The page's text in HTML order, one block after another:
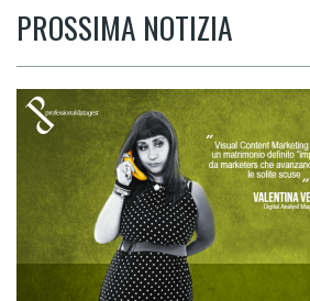
PROSSIMA NOTIZIA